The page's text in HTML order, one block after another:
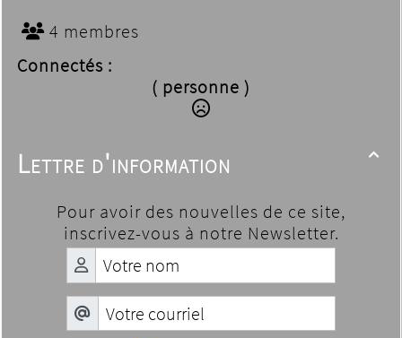
4 membres
Connectés :
( personne )

Lettre d'information
Pour avoir des nouvelles de ce site,
inscrivez-vous à notre Newsletter.